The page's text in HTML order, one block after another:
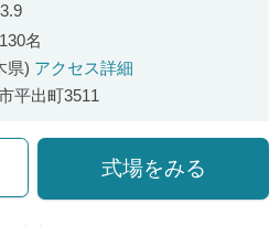
口コミ評価
3.9
名
県) アクセス詳細
平出町3511
式場をみる